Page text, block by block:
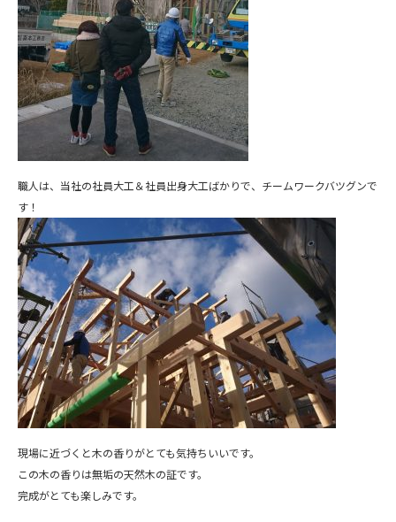
職人は、当社の社員大工＆社員出身大工ばかりで、チームワークバツグンで
す！
現場に近づくと木の香りがとても気持ちいいです。
この木の香りは無垢の天然木の証です。
完成がとても楽しみです。